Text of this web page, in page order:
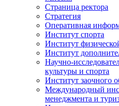
Страница ректора
Стратегия
Оперативная
Институт спорта
Институт
Институт
Научно-
культуры и спорта
Институт заочного
Международный
менеджмента и